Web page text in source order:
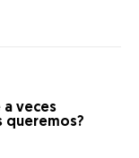
veces
queremos?